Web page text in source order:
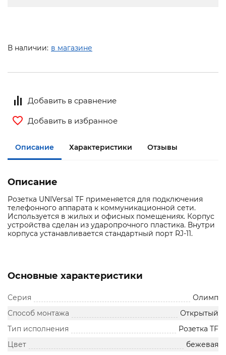
В наличии: в магазине
Добавить в сравнение
Добавить в избранное
Описание Характеристики Отзывы
Описание
Розетка UNIVersal TF применяется для подключения
телефонного аппарата к коммуникационной сети.
Используется в жилых и офисных помещениях. Корпус
устройства сделан из ударопрочного пластика. Внутри
корпуса устанавливается стандартный порт RJ-11.
Основные характеристики
Серия
Олимп
Способ монтажа
Открытый
Тип исполнения
Розетка TF
Цвет
бежевая